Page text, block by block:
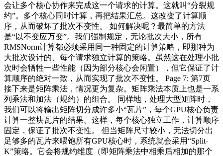
会让多个核心协作来完成这一个请求的计算。这就叫“分裂规
约”。多个核心同时计算，再把结果汇总。这改变了计算顺
序，从而破坏了批次不变性。 如何解决呢？最简单的方法
是“以不变应万变”。我们强制规定，无论批次大小，所有
RMSNorm计算都必须采用同一种固定的计算策略，即那种为
大批次设计的、每个请求独立计算的策略。虽然这在处理小批
次时会牺牲一些性能（因为部分核心会闲置），但它保证了计
算顺序的绝对一致，从而实现了批次不变性。 Page 7: 第7页
接下来是矩阵乘法，情况更为复杂。矩阵乘法本质上也是一系
列乘法和加法（规约）的组合。 同样地，处理大型矩阵时，
我们可以将输出矩阵切分成许多小“瓦片”，每个GPU核心负责
计算一整块瓦片的结果。这样，每个核心独立工作，计算顺序
固定，保证了批次不变性。 但当矩阵尺寸较小，无法切分出
足够多的瓦片来喂饱所有GPU核心时，系统就会采用“Split-
K”策略。它会将规约维度（即矩阵乘法中相乘后相加的那个